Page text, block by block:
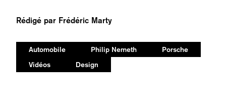
Rédigé par Frédéric Marty
Automobile Philip Nemeth
Porsche
Vidéos
Design